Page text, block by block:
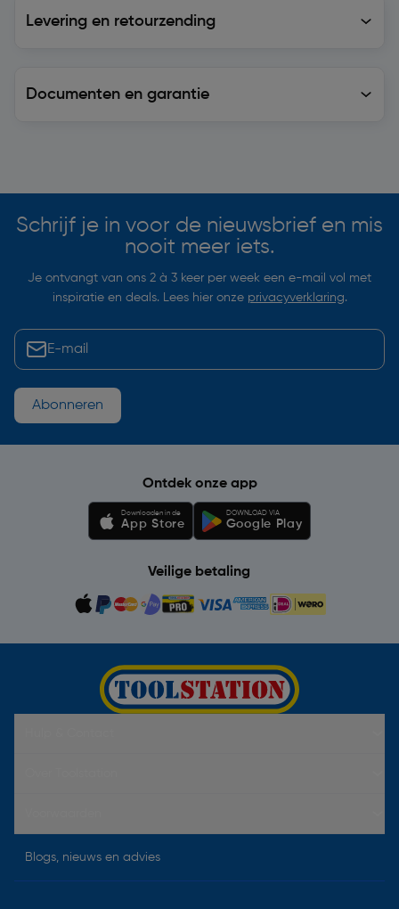
Levering en retourzending
Documenten en garantie
Schrijf je in voor de nieuwsbrief en mis
nooit meer iets.
Je ontvangt van ons 2 à 3 keer per week een e-mail vol met
inspiratie en deals. Lees hier onze privacyverklaring.
Abonneren
Ontdek onze app
Downloaden in de
App Store
DOWNLOAD VIA
Google Play
Veilige betaling
Blogs, nieuws en advies